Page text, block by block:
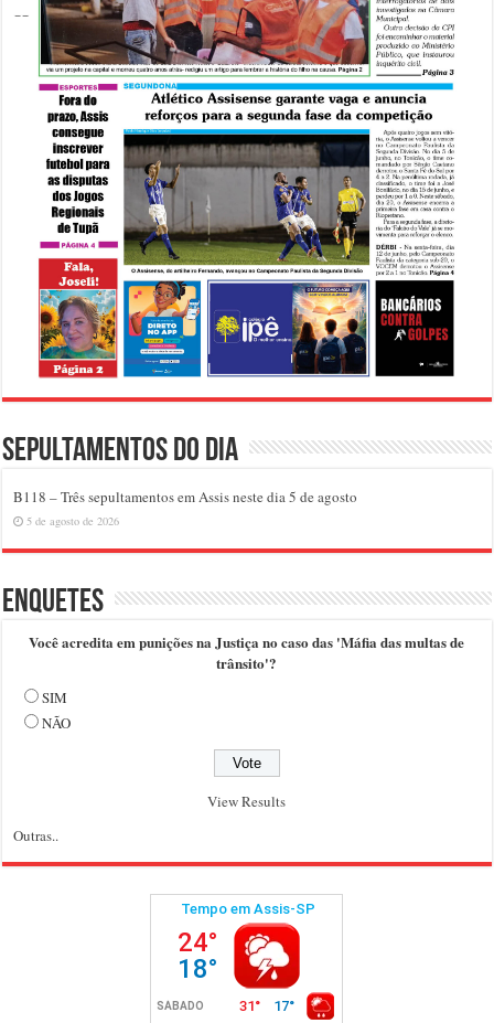
Sepultamentos do dia
B118 – Três sepultamentos em Assis neste dia 5 de agosto
5 de agosto de 2026
Enquetes
Você acredita em punições na Justiça no caso das 'Máfia das multas de
trânsito'?
SIM
NÃO
View Results
Outras..